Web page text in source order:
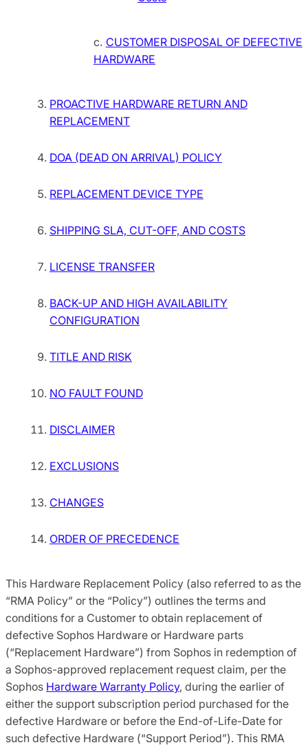
CUSTOMER DISPOSAL OF DEFECTIVE
HARDWARE
PROACTIVE HARDWARE RETURN AND
REPLACEMENT
DOA (DEAD ON ARRIVAL) POLICY
REPLACEMENT DEVICE TYPЕ
SHIPPING SLA, CUT-OFF, AND COSTS
LICENSE TRANSFER
BACK-UP AND HIGH AVAILABILITY
CONFIGURATION
TITLE AND RISK
NO FAULT FOUND
DISCLAIMER
EXCLUSIONS
CHANGES
ORDER OF PRECEDENCE
This Hardware Replacement Policy (also referred to as the
“RMA Policy” or the “Policy”) outlines the terms and
conditions for a Customer to obtain replacement of
defective Sophos Hardware or Hardware parts
(“Replacement Hardware”) from Sophos in redemption of
a Sophos-approved replacement request claim, per the
Sophos Hardware Warranty Policy, during the earlier of
either the support subscription period purchased for the
defective Hardware or before the End-of-Life-Date for
such defective Hardware (“Support Period”). This RMA